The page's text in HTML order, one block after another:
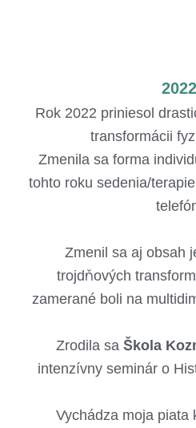
2022
Rok 2022 priniesol
transformácii
Zmenila sa forma
tohto roku sedenia/
Zmenil sa aj obsah
trojdňových
zamerané boli na
Zrodila sa Škola
intenzívny seminár o
Vychádza moja piata